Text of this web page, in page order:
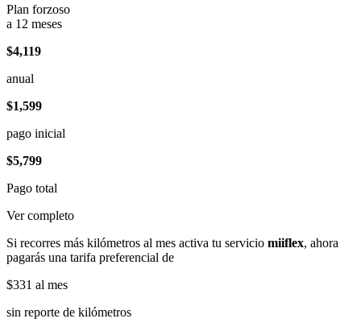
Plan forzoso
a 12 meses
$4,119
anual
$1,599
pago inicial
$5,799
Pago total
Ver completo
Si recorres más kilómetros al mes activa tu servicio miiflex, ahora
pagarás una tarifa preferencial de
$331 al mes
sin reporte de kilómetros